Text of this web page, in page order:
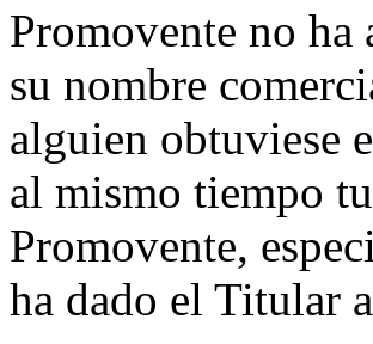
Promovente no ha
su nombre
alguien obtuviese
al mismo tiempo
Promovente,
ha dado el Titular